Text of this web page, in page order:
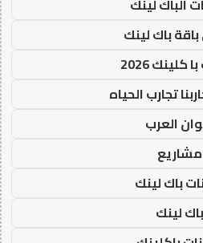
باك لينك
2026
تجارب الحياه
العرب
مشاريع
باك لينك
باك لينك